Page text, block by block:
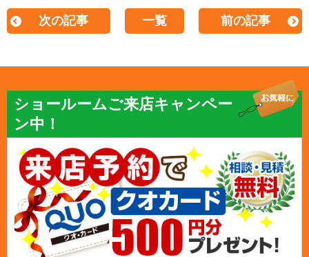
次の記事 一覧 前の記事
ショールームご来店キャンペー
ン中！